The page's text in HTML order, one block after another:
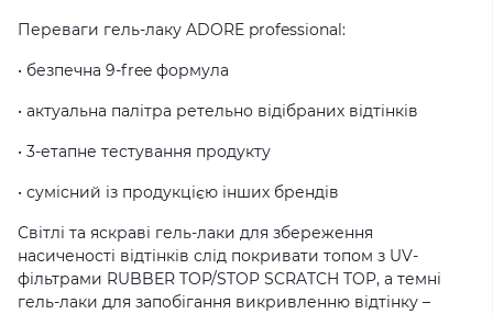
Переваги гель-лаку ADORE professional:
• безпечна 9-free формула
• актуальна палітра ретельно відібраних відтінків
• 3-етапне тестування продукту
• сумісний із продукцією інших брендів
Світлі та яскраві гель-лаки для збереження
насиченості відтінків слід покривати топом з UV-
фільтрами RUBBER TOP/STOP SCRATCH TOP, а темні
гель-лаки для запобігання викривленню відтінку –